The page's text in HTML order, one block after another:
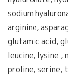
sodium
arginine,
glutamic acid,
leucine, lysine ,
proline, serine,